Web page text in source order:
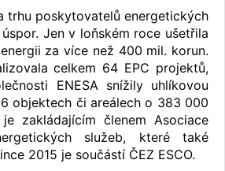
trhu poskytovatelů energetických
Jen v loňském roce ušetřila
za více než 400 mil. korun.
celkem 64 EPC projektů,
ENESA snížily uhlíkovou
objektech či areálech o 383 000
zakládajícím členem Asociace
služeb, které také
2015 je součástí ČEZ ESCO.